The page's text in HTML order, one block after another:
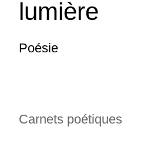
lumière
Poésie
Carnets poétiques